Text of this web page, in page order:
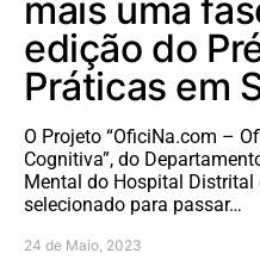
mais uma
edição do
Práticas em
O Projeto “OficiNa.com –
Cognitiva”, do
Mental do Hospital Distrital
selecionado para passar…
24 de Maio, 2023